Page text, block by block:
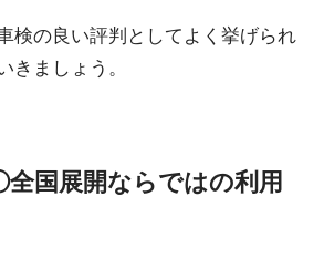
検の良い評判としてよく挙げられ
きましょう。
国展開ならではの利用